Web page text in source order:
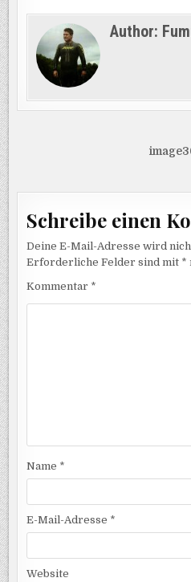
Author:
Schreibe einen
Deine E-Mail-Adresse wird
Erforderliche Felder sind mit *
Kommentar *
Name *
E-Mail-Adresse *
Website